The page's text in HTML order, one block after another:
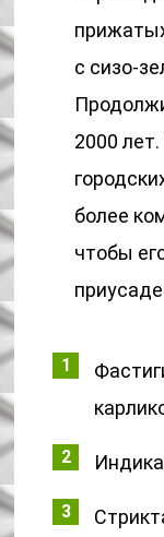
с сизо-
2000
более
чтобы